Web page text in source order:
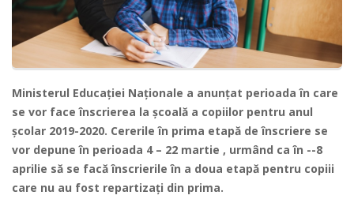
Ministerul Educației Naționale a anunțat perioada în care
se vor face înscrierea la școală a copiilor pentru anul
școlar 2019-2020. Cererile în prima etapă de înscriere se
vor depune în perioada 4 – 22 martie , urmând ca în --8
aprilie să se facă înscrierile în a doua etapă pentru copiii
care nu au fost repartizați din prima.